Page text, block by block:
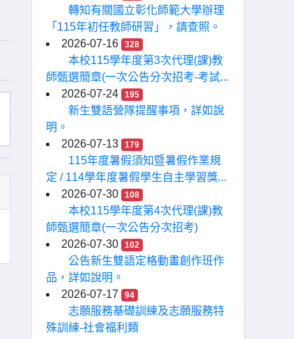
轉知有關國立彰化師範大學辦理
「115年初任教師研習」，請查照。
2026-07-16
328
本校115學年度第3次代理(課)教
師甄選簡章(一次公告分次招考-考試...
2026-07-24
195
新生雙語營隊提醒事項，詳如說
明。
2026-07-13
179
115年度暑假須知暨暑假作業規
定 / 114學年度暑假學生自主學習獎...
2026-07-30
108
本校115學年度第4次代理(課)教
師甄選簡章(一次公告分次招考)
2026-07-30
102
公告新生雙語定格動畫創作班作
品，詳如說明。
2026-07-17
94
志願服務基礎訓練及志願服務特
殊訓練-社會福利類